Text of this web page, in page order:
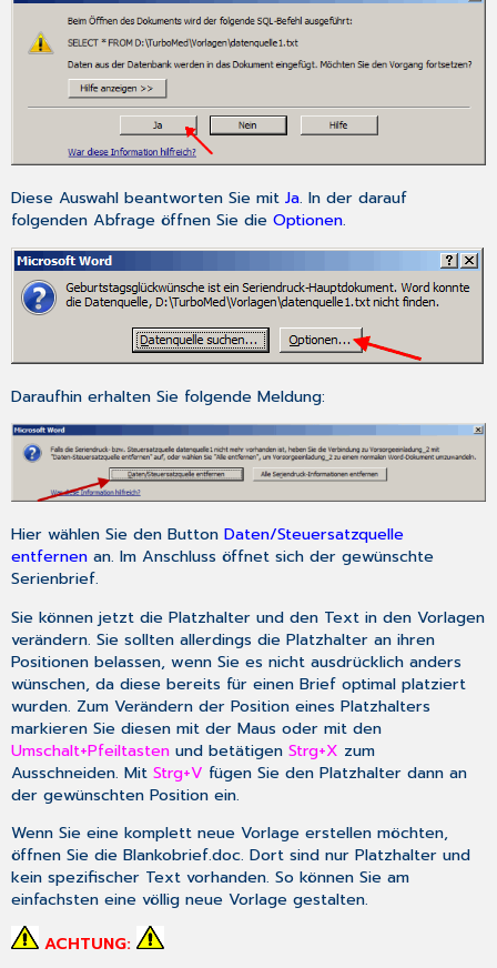
Diese Auswahl beantworten Sie mitJa. In der darauf
folgenden Abfrage öffnen Sie dieOptionen.
Daraufhin erhalten Sie folgende Meldung:
Hier wählen Sie den ButtonDaten/Steuersatzquelle
entfernen an. Im Anschluss öffnet sich der gewünschte
Serienbrief.
Sie können jetzt die Platzhalter und den Text in den Vorlagen
verändern. Sie sollten allerdings die Platzhalter an ihren
Positionen belassen, wenn Sie es nicht ausdrücklich anders
wünschen, da diese bereits für einen Brief optimal platziert
wurden. Zum Verändern der Position eines Platzhalters
markieren Sie diesen mit der Maus oder mit den
Umschalt+Pfeiltasten und betätigenStrg+X zum
Ausschneiden. MitStrg+V fügen Sie den Platzhalter dann an
der gewünschten Position ein.
Wenn Sie eine komplett neue Vorlage erstellen möchten,
öffnen Sie die Blankobrief.doc. Dort sind nur Platzhalter und
kein spezifischer Text vorhanden. So können Sie am
einfachsten eine völlig neue Vorlage gestalten.
ACHTUNG: